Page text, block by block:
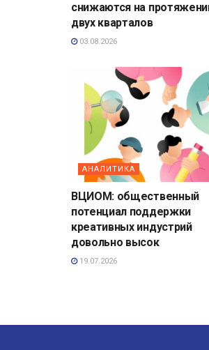
снижаются на
двух кварталов
03.08.2026
АНАЛИТИКА
ВЦИОМ: общественный
потенциал поддержки
креативных индустрий
довольно высок
19.07.2026